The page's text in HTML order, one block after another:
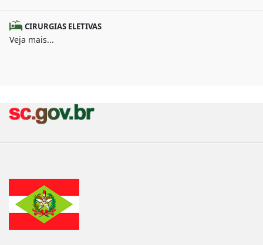
CIRURGIAS ELETIVAS
Veja mais...